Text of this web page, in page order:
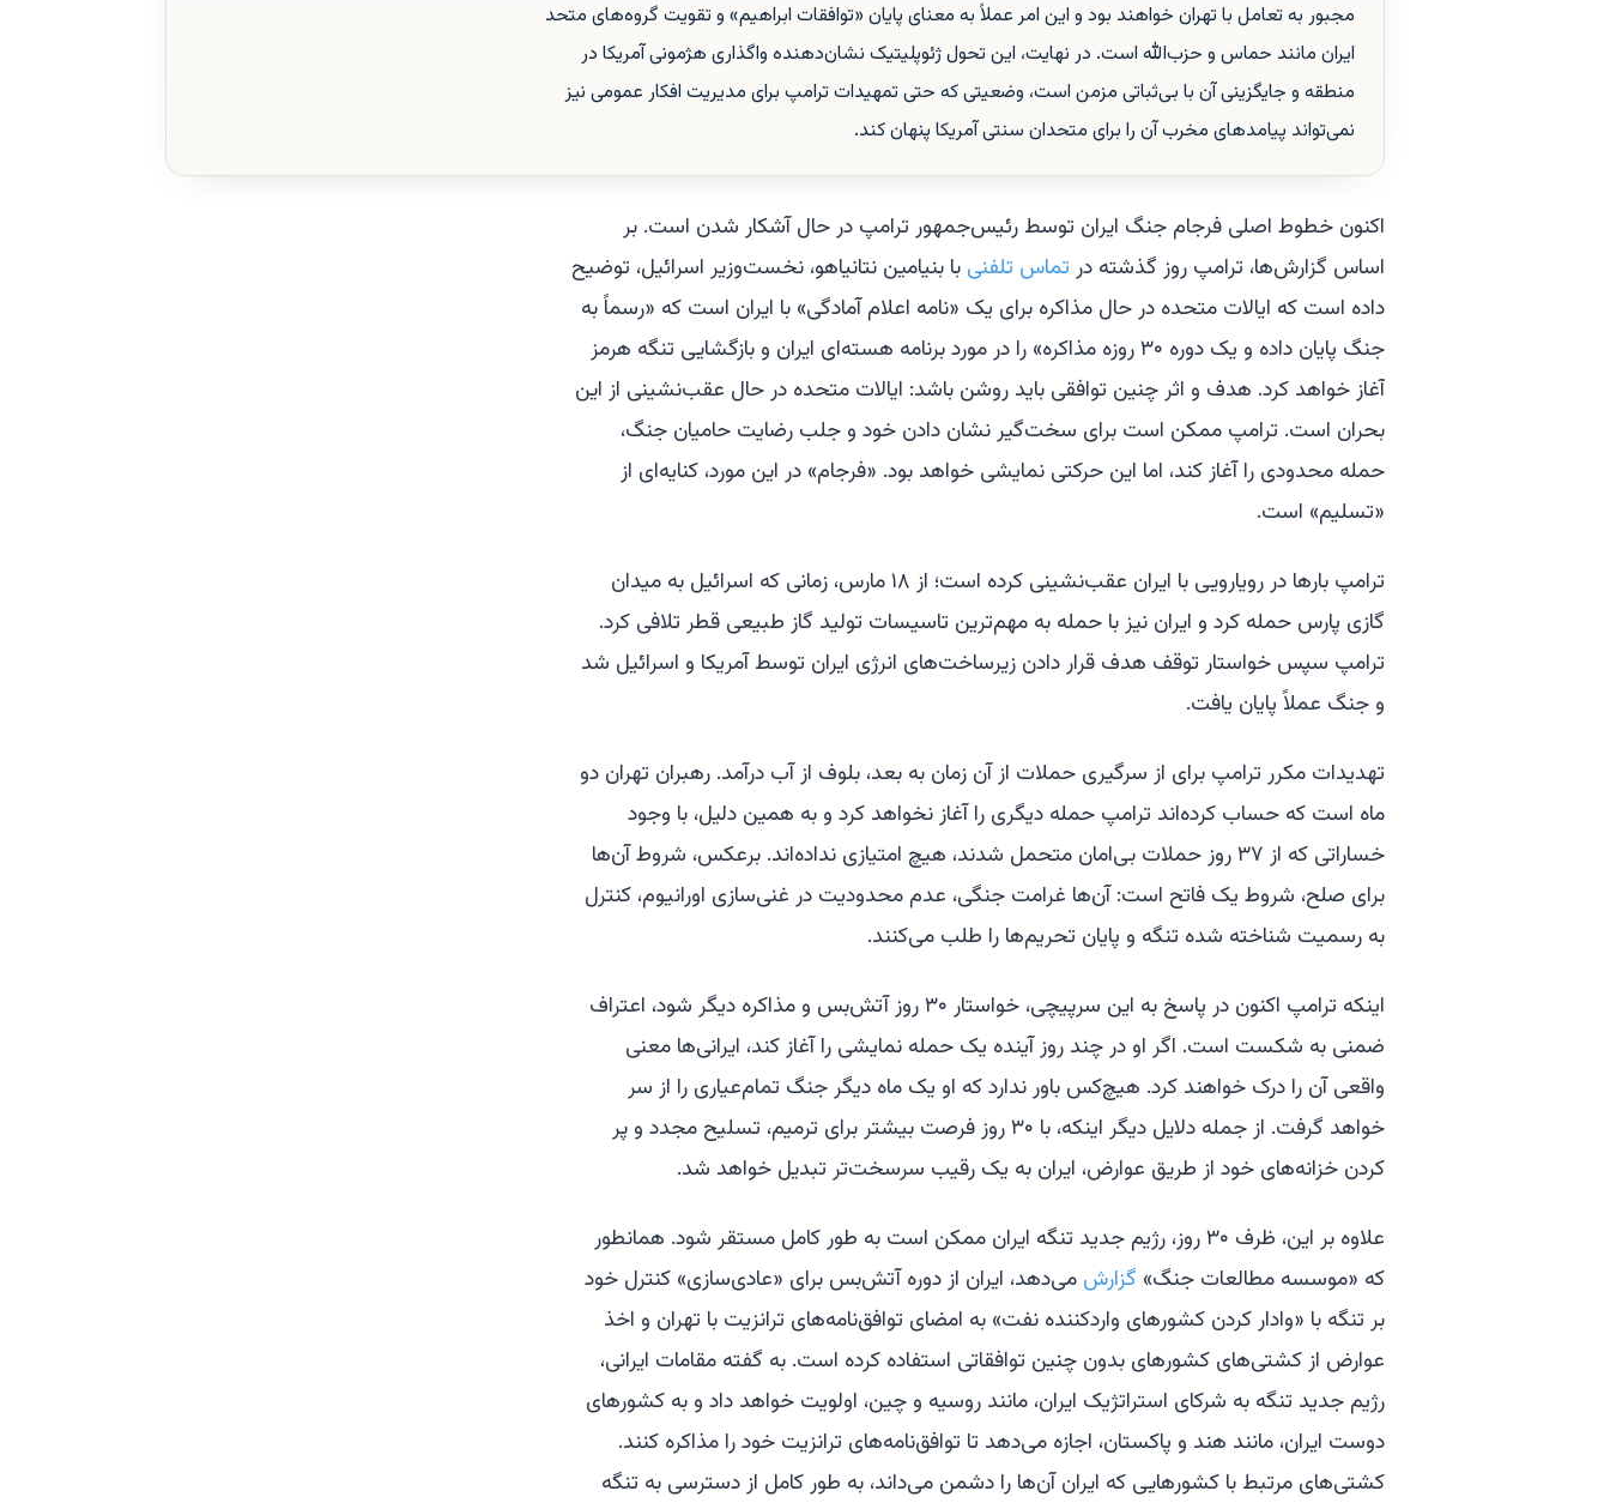
مجبور به تعامل با تهران خواهند بود و این امر عملاً به معنای پایان «توافقات ابراهیم» و تقویت گروه‌های متحد
ایران مانند حماس و حزب‌الله است. در نهایت، این تحول ژئوپلیتیک نشان‌دهنده واگذاری هژمونی آمریکا در
منطقه و جایگزینی آن با بی‌ثباتی مزمن است، وضعیتی که حتی تمهیدات ترامپ برای مدیریت افکار عمومی نیز
نمی‌تواند پیامدهای مخرب آن را برای متحدان سنتی آمریکا پنهان کند.
اکنون خطوط اصلی فرجام جنگ ایران توسط رئیس‌جمهور ترامپ در حال آشکار شدن است. بر
اساس گزارش‌ها، ترامپ روز گذشته در تماس تلفنی با بنیامین نتانیاهو، نخست‌وزیر اسرائیل، توضیح
داده است که ایالات متحده در حال مذاکره برای یک «نامه اعلام آمادگی» با ایران است که «رسماً به
جنگ پایان داده و یک دوره ۳۰ روزه مذاکره» را در مورد برنامه هسته‌ای ایران و بازگشایی تنگه هرمز
آغاز خواهد کرد. هدف و اثر چنین توافقی باید روشن باشد: ایالات متحده در حال عقب‌نشینی از این
بحران است. ترامپ ممکن است برای سخت‌گیر نشان دادن خود و جلب رضایت حامیان جنگ،
حمله محدودی را آغاز کند، اما این حرکتی نمایشی خواهد بود. «فرجام» در این مورد، کنایه‌ای از
«تسلیم» است.
ترامپ بارها در رویارویی با ایران عقب‌نشینی کرده است؛ از ۱۸ مارس، زمانی که اسرائیل به میدان
گازی پارس حمله کرد و ایران نیز با حمله به مهم‌ترین تاسیسات تولید گاز طبیعی قطر تلافی کرد.
ترامپ سپس خواستار توقف هدف قرار دادن زیرساخت‌های انرژی ایران توسط آمریکا و اسرائیل شد
و جنگ عملاً پایان یافت.
تهدیدات مکرر ترامپ برای از سرگیری حملات از آن زمان به بعد، بلوف از آب درآمد. رهبران تهران دو
ماه است که حساب کرده‌اند ترامپ حمله دیگری را آغاز نخواهد کرد و به همین دلیل، با وجود
خساراتی که از ۳۷ روز حملات بی‌امان متحمل شدند، هیچ امتیازی نداده‌اند. برعکس، شروط آن‌ها
برای صلح، شروط یک فاتح است: آن‌ها غرامت جنگی، عدم محدودیت در غنی‌سازی اورانیوم، کنترل
به رسمیت شناخته شده تنگه و پایان تحریم‌ها را طلب می‌کنند.
اینکه ترامپ اکنون در پاسخ به این سرپیچی، خواستار ۳۰ روز آتش‌بس و مذاکره دیگر شود، اعتراف
ضمنی به شکست است. اگر او در چند روز آینده یک حمله نمایشی را آغاز کند، ایرانی‌ها معنی
واقعی آن را درک خواهند کرد. هیچ‌کس باور ندارد که او یک ماه دیگر جنگ تمام‌عیاری را از سر
خواهد گرفت. از جمله دلایل دیگر اینکه، با ۳۰ روز فرصت بیشتر برای ترمیم، تسلیح مجدد و پر
کردن خزانه‌های خود از طریق عوارض، ایران به یک رقیب سرسخت‌تر تبدیل خواهد شد.
علاوه بر این، ظرف ۳۰ روز، رژیم جدید تنگه ایران ممکن است به طور کامل مستقر شود. همانطور
که «موسسه مطالعات جنگ» گزارش می‌دهد، ایران از دوره آتش‌بس برای «عادی‌سازی» کنترل خود
بر تنگه با «وادار کردن کشورهای واردکننده نفت» به امضای توافق‌نامه‌های ترانزیت با تهران و اخذ
عوارض از کشتی‌های کشورهای بدون چنین توافقاتی استفاده کرده است. به گفته مقامات ایرانی،
رژیم جدید تنگه به شرکای استراتژیک ایران، مانند روسیه و چین، اولویت خواهد داد و به کشورهای
دوست ایران، مانند هند و پاکستان، اجازه می‌دهد تا توافق‌نامه‌های ترانزیت خود را مذاکره کنند.
کشتی‌های مرتبط با کشورهایی که ایران آن‌ها را دشمن می‌داند، به طور کامل از دسترسی به تنگه